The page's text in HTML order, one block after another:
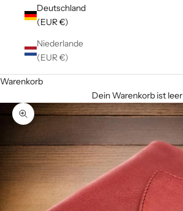
Deutschland
(EUR €)
Niederlande
(EUR €)
Warenkorb
Dein Warenkorb ist leer
Bild vergrößern